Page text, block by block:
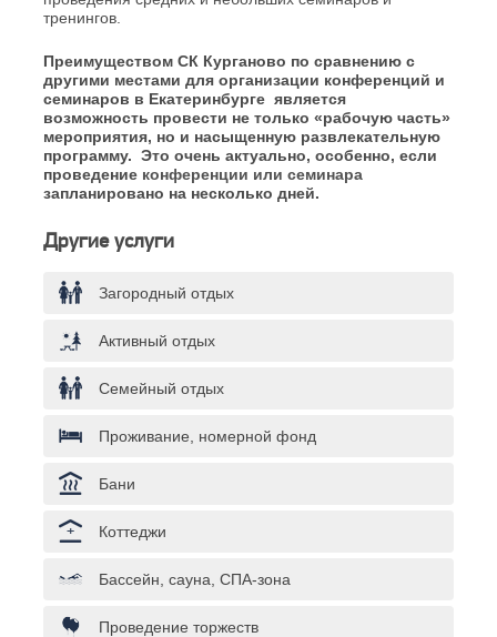
тренингов.
Преимуществом СК Курганово по сравнению с
другими местами для организации конференций и
семинаров в Екатеринбурге является
возможность провести не только «рабочую часть»
мероприятия, но и насыщенную развлекательную
программу. Это очень актуально, особенно, если
проведение конференции или семинара
запланировано на несколько дней.
Другие услуги
Загородный отдых
Активный отдых
Семейный отдых
Проживание, номерной фонд
Бани
Коттеджи
Бассейн, сауна, СПА-зона
Проведение торжеств